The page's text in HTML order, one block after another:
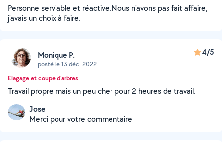
Personne serviable et réactive.Nous n'avons pas fait affaire,
j'avais un choix à faire.
Monique P.
posté le 13 déc. 2022
4/5
Elagage et coupe d'arbres
Travail propre mais un peu cher pour 2 heures de travail.
Jose
Merci pour votre commentaire